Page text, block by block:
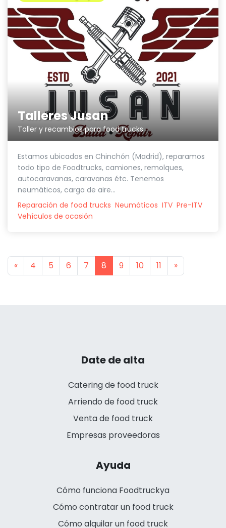
Talleres Jusan
Taller y recambios para food trucks
Estamos ubicados en Chinchón (Madrid), reparamos
todo tipo de Foodtrucks, camiones, remolques,
autocaravanas, caravanas étc. Tenemos
neumáticos, carga de aire...
Reparación de food trucks Neumáticos ITV Pre-ITV
Vehículos de ocasión
«Previous
4 5 6 7 8 9 10 11 »Next
Date de alta
Catering de food truck
Arriendo de food truck
Venta de food truck
Empresas proveedoras
Ayuda
Cómo funciona Foodtruckya
Cómo contratar un food truck
Cómo alquilar un food truck